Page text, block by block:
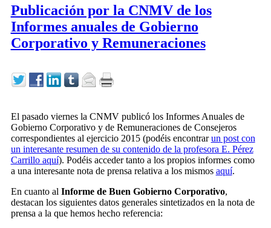
Publicación por la CNMV de los
Informes anuales de Gobierno
Corporativo y Remuneraciones
El pasado viernes la CNMV publicó los Informes Anuales de
Gobierno Corporativo y de Remuneraciones de Consejeros
correspondientes al ejercicio 2015 (podéis encontrarun post con
un interesante resumen de su contenido de la profesora E. Pérez
Carrillo aquí). Podéis acceder tanto a los propios informes como
a una interesante nota de prensa relativa a los mismos aquí.
En cuanto al Informe de Buen Gobierno Corporativo,
destacan los siguientes datos generales sintetizados en la nota de
prensa a la que hemos hecho referencia: